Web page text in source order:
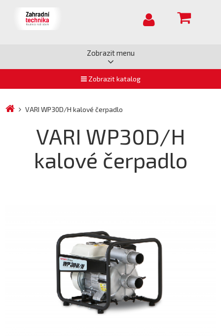
Zobrazit menu
Zobrazit katalog
VARI WP30D/H kalové čerpadlo
VARI WP30D/H
kalové čerpadlo